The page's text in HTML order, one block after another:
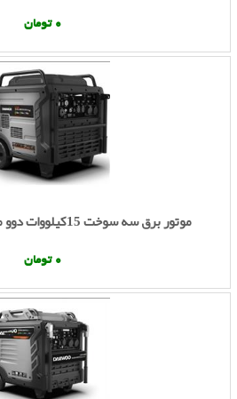
0 تومان
موتور برق سه سوخت 15کیلووات دوو مدل GDA17000ST
0 تومان